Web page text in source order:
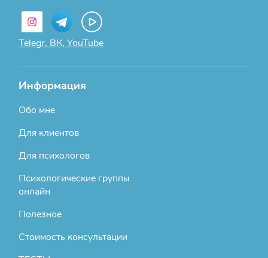
Telegr, ВК, YouTube
Информация
Обо мне
Для клиентов
Для психологов
Психологические группы
онлайн
Полезное
Стоимость консультации